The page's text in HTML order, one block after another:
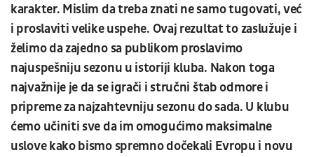
karakter. Mislim da treba znati ne samo tugovati, već
i proslaviti velike uspehe. Ovaj rezultat to zaslužuje i
želimo da zajedno sa publikom proslavimo
najuspešniju sezonu u istoriji kluba. Nakon toga
najvažnije je da se igrači i stručni štab odmore i
pripreme za najzahtevniju sezonu do sada. U klubu
ćemo učiniti sve da im omogućimo maksimalne
uslove kako bismo spremno dočekali Evropu i novu